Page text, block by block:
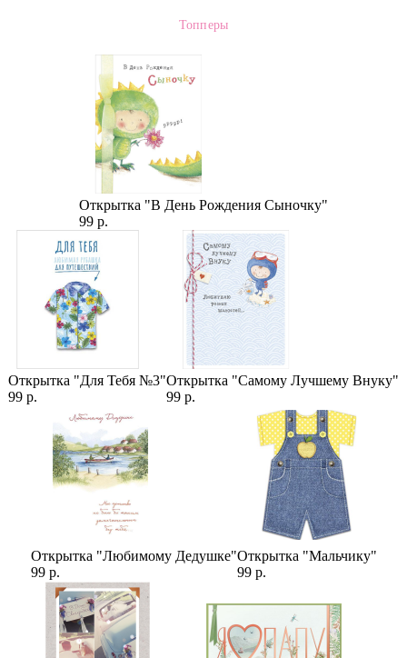
Антуриум в горшкеТопперы
Открытка "В День Рождения Сыночку"
99 р.
Открытка "Для Тебя №3"
99 р.
Открытка "Самому Лучшему Внуку"
99 р.
Открытка "Любимому Дедушке"
99 р.
Открытка "Мальчику"
99 р.